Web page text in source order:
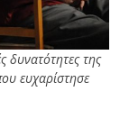
δυνατότητες της
ευχαρίστησε